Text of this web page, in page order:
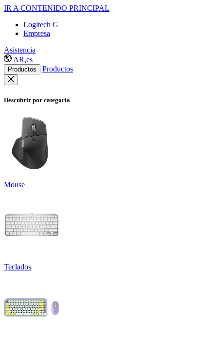
IR A CONTENIDO PRINCIPAL
Logitech G
Empresa
Asistencia
AR,es
Productos Productos
Descubrir por categoría
Mouse
Teclados